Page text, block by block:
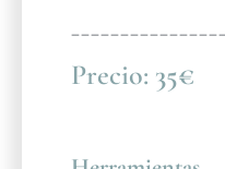
Precio: 35€